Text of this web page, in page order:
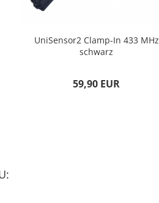
UniSensor2 Clamp-In 433 MHz
schwarz
59,90 EUR